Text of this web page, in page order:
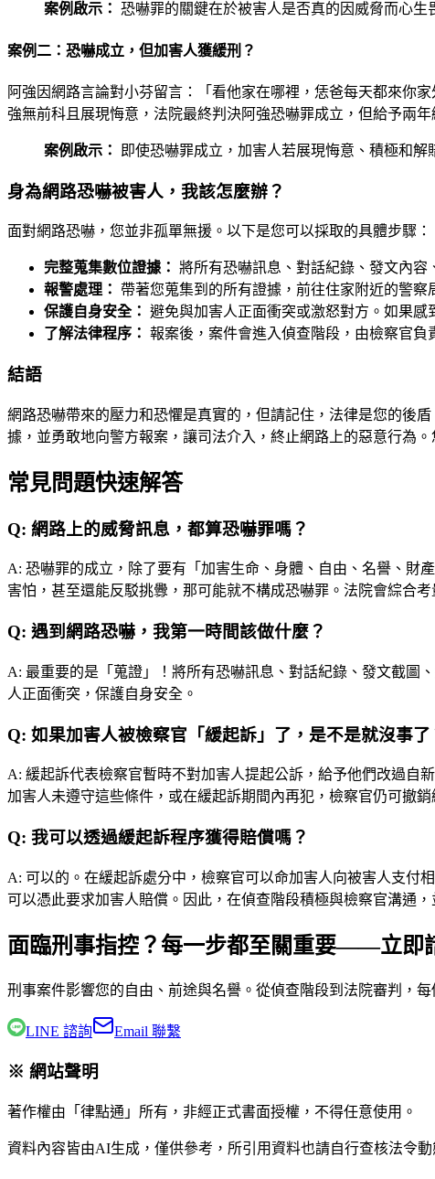
案例啟示： 恐嚇罪的關鍵在於被害人是否真的因威脅而心生
案例二：恐嚇成立，但加害人獲緩刑？
阿強因網路言論對小芬留言：「看他家在哪裡，恁爸每天都來你
強無前科且展現悔意，法院最終判決阿強恐嚇罪成立，但給予兩年
案例啟示： 即使恐嚇罪成立，加害人若展現悔意、積極和
身為網路恐嚇被害人，我該怎麼辦？
面對網路恐嚇，您並非孤單無援。以下是您可以採取的具體步驟：
完整蒐集數位證據： 將所有恐嚇訊息、對話紀錄、發文內容
報警處理：
帶著您蒐集到的所有證據，前往住家附近的警察
保護自身安全： 避免與加害人正面衝突或激怒對方。如果感
了解法律程序： 報案後，案件會進入偵查階段，由檢察官負
結語
網路恐嚇帶來的壓力和恐懼是真實的，但請記住，法律是您的後
據，並勇敢地向警方報案，讓司法介入，終止網路上的惡意行為
常見問題快速解答
Q: 網路上的威脅訊息，都算恐嚇罪嗎？
A: 恐嚇罪的成立，除了要有「加害生命、身體、自由、名譽、財
害怕，甚至還能反駁挑釁，那可能就不構成恐嚇罪。法院會綜合考
Q: 遇到網路恐嚇，我第一時間該做什麼？
A: 最重要的是「蒐證」！將所有恐嚇訊息、對話紀錄、發文截圖
人正面衝突，保護自身安全。
Q: 如果加害人被檢察官「緩起訴」了，是不是就沒事了
A: 緩起訴代表檢察官暫時不對加害人提起公訴，給予他們改過自
加害人未遵守這些條件，或在緩起訴期間內再犯，檢察官仍可撤
Q: 我可以透過緩起訴程序獲得賠償嗎？
A: 可以的。在緩起訴處分中，檢察官可以命加害人向被害人支付
可以憑此要求加害人賠償。因此，在偵查階段積極與檢察官溝通
面臨刑事指控？每一步都至關重要——立即
刑事案件影響您的自由、前途與名譽。從偵查階段到法院審判，
LINE 諮詢 Email 聯繫
※ 網站聲明
著作權由「律點通」所有，非經正式書面授權，不得任意使用。
資料內容皆由AI生成，僅供參考，所引用資料也請自行查核法令